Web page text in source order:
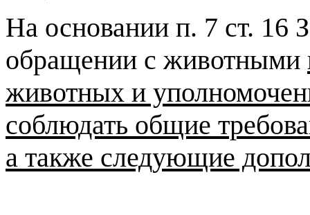
На основании п. 7 ст. 16
обращении с животными
животных и
соблюдать общие
а также следующие